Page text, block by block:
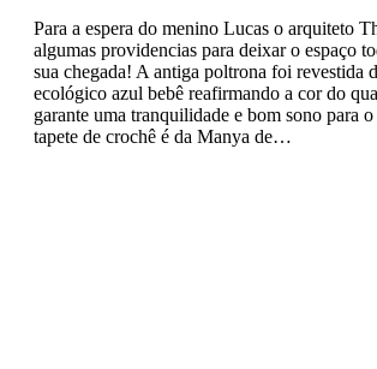
Para a espera do menino Lucas o arquiteto
algumas providencias para deixar o espaço
sua chegada! A antiga poltrona foi revestida
ecológico azul bebê reafirmando a cor do
garante uma tranquilidade e bom sono para
tapete de crochê é da Manya de…